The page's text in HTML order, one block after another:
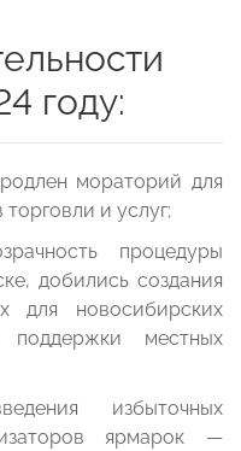
году:
мораторий для
и услуг;
процедуры
добились создания
для новосибирских
местных
избыточных
ярмарок —